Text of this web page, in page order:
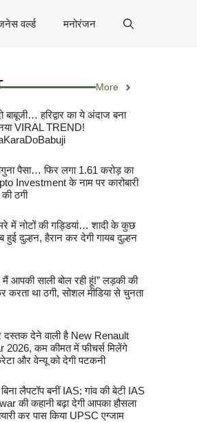
वर्ल्ड मनोरंजन
More
बाबूजी… हरिद्वार का ये अंदाज बना
VIRAL TREND!
पैसा… फिर लगा 1.61 करोड़ का
Investment के नाम पर कारोबारी
ठगी
में नोटों की गड्डियां… शादी के कुछ
हुई दुल्हन, हैरान कर देगी गायब दुल्हन
आपकी साली बोल रही हूं!” लड़की की
करता था ठगी, सोशल मीडिया से चुनता
दस्तक देने वाली है New Renault
2026, कम कीमत में फीचर्स मिलेंगे
और वेन्यू को देगी पटकनी
बिना लैपटॉप बनीं IAS: गांव की बेटी IAS
की कहानी बढ़ा देगी आपका हौसला
कर पास किया UPSC एग्जाम